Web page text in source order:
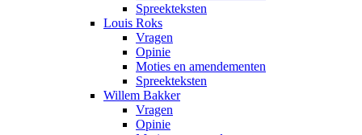
Spreekteksten
Louis Roks
Vragen
Opinie
Moties en amendementen
Spreekteksten
Willem Bakker
Vragen
Opinie